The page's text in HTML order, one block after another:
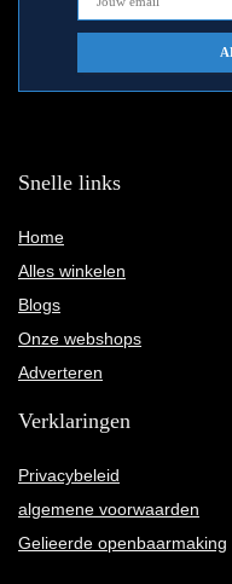
Snelle links
Home
Alles winkelen
Blogs
Onze webshops
Adverteren
Verklaringen
Privacybeleid
algemene voorwaarden
Gelieerde openbaarmaking